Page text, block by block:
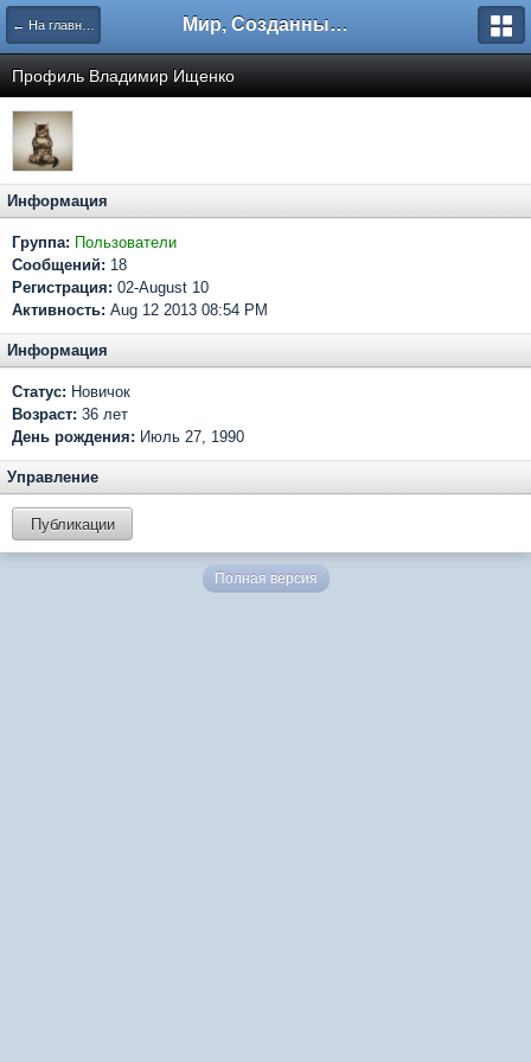
← На главную Мир, Созданный Мастером.
Профиль Владимир Ищенко
Информация
Группа: Пользователи
Сообщений: 18
Регистрация: 02-August 10
Активность: Aug 12 2013 08:54 PM
Информация
Статус: Новичок
Возраст: 36 лет
День рождения: Июль 27, 1990
Управление
Публикации
Полная версия